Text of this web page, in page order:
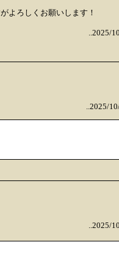
よろしくお願いします！
..2025/
..2025/
..2025/